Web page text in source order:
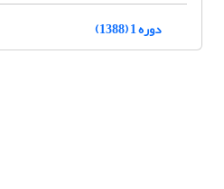
دوره 1 (1388)